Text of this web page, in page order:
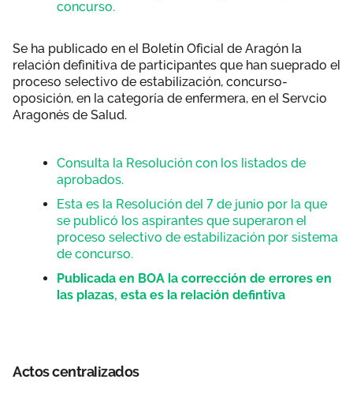
concurso.
Se ha publicado en el Boletín Oficial de Aragón la
relación definitiva de participantes que han sueprado el
proceso selectivo de estabilización, concurso-
oposición, en la categoría de enfermera, en el Servcio
Aragonés de Salud.
Consulta la Resolución con los listados de
aprobados.
Esta es la Resolución del 7 de junio por la que
se publicó los aspirantes que superaron el
proceso selectivo de estabilización por sistema
de concurso.
Publicada en BOA la corrección de errores en
las plazas, esta es la relación defintiva
Actos centralizados